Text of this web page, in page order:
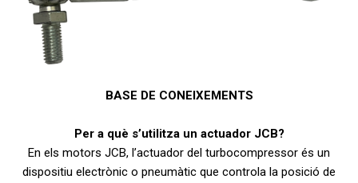
BASE DE CONEIXEMENTS
Per a què s’utilitza un actuador JCB?
En els motors JCB, l’actuador del turbocompressor és un
dispositiu electrònic o pneumàtic que controla la posició de